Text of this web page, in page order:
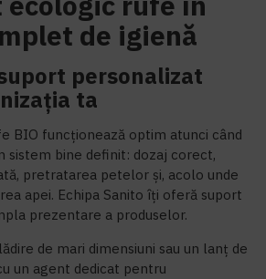
de igienă
personalizat
ta
BIO funcționează optim atunci când
sistem bine definit: dozaj corect,
pretratarea petelor și, acolo unde
apei. Echipa Sanito îți oferă suport
prezentare a produselor.
de mari dimensiuni sau un lanț de
un agent dedicat pentru